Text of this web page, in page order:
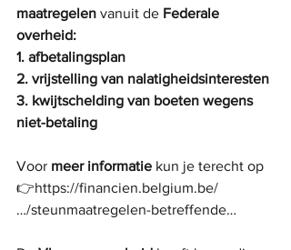
maatregelen vanuit de Federale
overheid:
1. afbetalingsplan
2. vrijstelling van nalatigheidsinteresten
3. kwijtschelding van boeten wegens
niet-betaling
Voor meer informatie kun je terecht op
👉https://financien.belgium.be/
…/steunmaatregelen-betreffende…